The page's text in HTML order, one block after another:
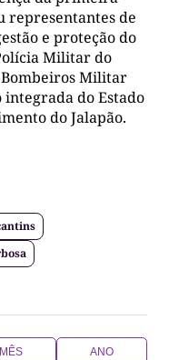
representantes de
e proteção do
Militar do
Bombeiros Militar
integrada do Estado
do Jalapão.
MÊS ANO